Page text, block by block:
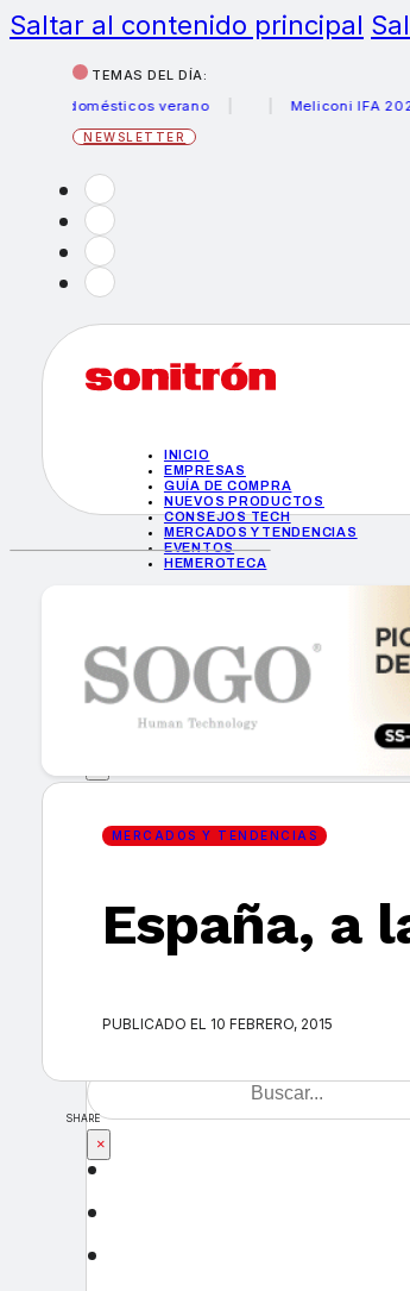
Saltar al contenido principal
TEMAS DEL DÍA:
verano
Meliconi IFA 2026
NEWSLETTER
INICIO
EMPRESAS
GUÍA DE COMPRA
NUEVOS PRODUCTOS
CONSEJOS TECH
MERCADOS Y TENDENCIAS
EVENTOS
HEMEROTECA
GUÍA DE COMPRA
NUEVOS PRODUCTOS
CONSEJOS TECH
MERCADOS Y TENDENCIAS
HEMEROTECA
Encuentra tu
×
MERCADOS Y TENDENCIAS
España, a
PUBLICADO EL 10 FEBRERO, 2015
SHARE